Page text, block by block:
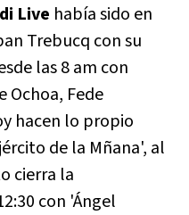
Live había sido en
Trebucq con su
las 8 am con
Ochoa, Fede
hacen lo propio
de la Mñana', al
cierra la
con 'Ángel